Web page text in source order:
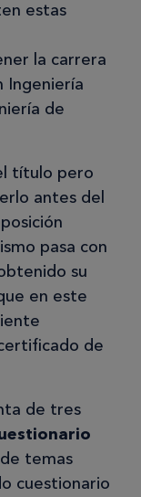
estas
la carrera
Ingeniería
de
título pero
antes del
pasa con
su
en este
de
de tres
temas
cuestionario